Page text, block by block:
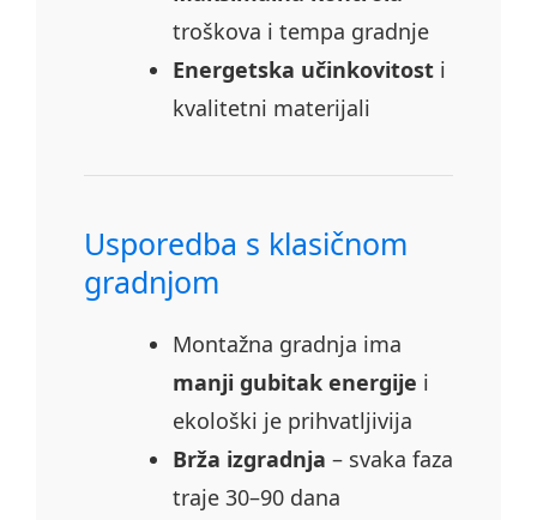
troškova i tempa gradnje
Energetska učinkovitost i
kvalitetni materijali
Usporedba s klasičnom
gradnjom
Montažna gradnja ima
manji gubitak energije i
ekološki je prihvatljivija
Brža izgradnja – svaka faza
traje 30–90 dana